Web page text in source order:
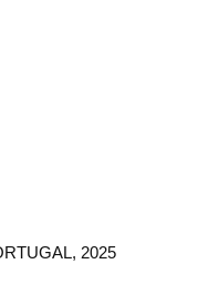
2025